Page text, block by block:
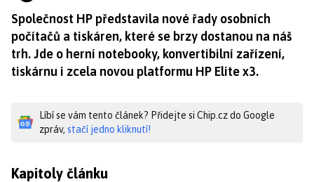
Společnost HP představila nové řady osobních
počítačů a tiskáren, které se brzy dostanou na náš
trh. Jde o herní notebooky, konvertibilní zařízení,
tiskárnu i zcela novou platformu HP Elite x3.
Líbí se vám tento článek? Přidejte si Chip.cz do Google
zpráv, stačí jedno kliknutí!
Kapitoly článku